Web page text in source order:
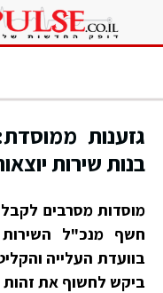
גזענות
בנות שירות
מוסדות מסרבים לקבל
חשף מנכ"ל השירות
בוועדת העלייה
ביקש לחשוף את זהות